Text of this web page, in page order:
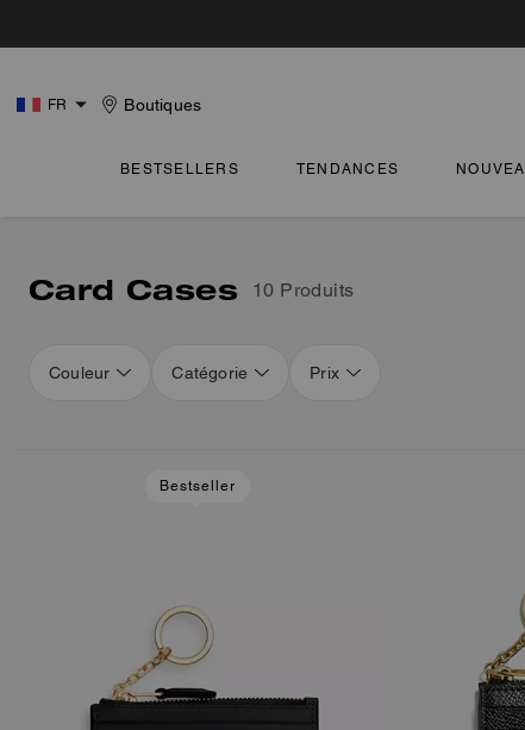
FR Boutiques
BESTSELLERS TENDANCES
Card Cases 10 Produits
Couleur Catégorie Prix
Bestseller